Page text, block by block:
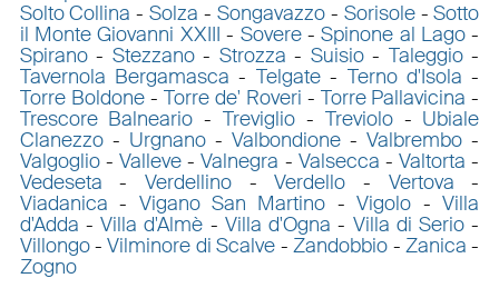
Solto Collina -Solza - Songavazzo- Sorisole-Sotto
il Monte Giovanni XXIII - Sovere-Spinone al Lago -
Spirano- Stezzano- Strozza - Suisio- Taleggio-
Tavernola Bergamasca - Telgate- Terno d'Isola -
Torre Boldone- Torre de' Roveri - Torre Pallavicina -
Trescore Balneario -Treviglio - Treviolo- Ubiale
Clanezzo- Urgnano-Valbondione -Valbrembo -
Valgoglio- Valleve-Valnegra - Valsecca -Valtorta -
Vedeseta - Verdellino-Verdello - Vertova -
Viadanica - Vigano San Martino -Vigolo -Villa
d'Adda -Villa d'Almè - Villa d'Ogna - Villa di Serio -
Villongo-Vilminore di Scalve -Zandobbio -Zanica -
Zogno